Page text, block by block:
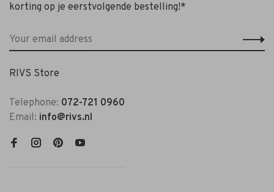
korting op je eerstvolgende bestelling!*
RIVS Store
Telephone: 072-721 0960
Email: info@rivs.nl